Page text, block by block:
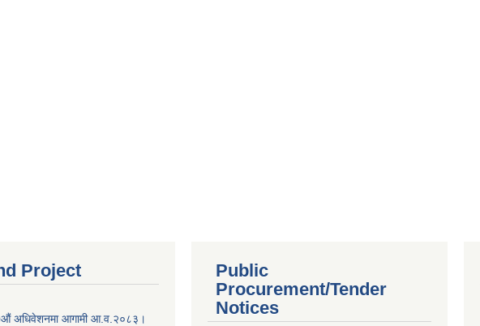
Project
अधिवेशनमा आगामी आ.व.२०८३।
Public
Procurement/Tender
Notices